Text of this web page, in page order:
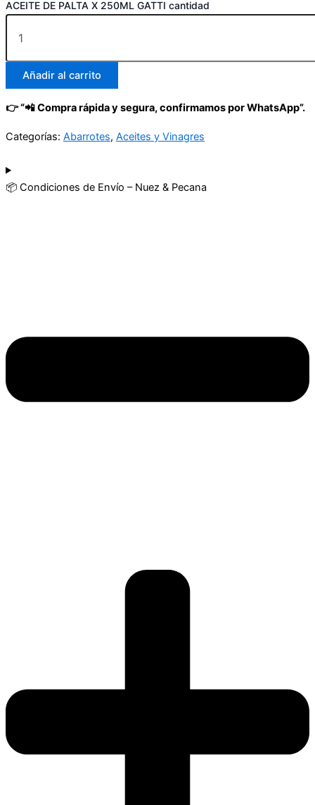
ACEITE DE PALTA X 250ML GATTI cantidad
Añadir al carrito
👉 “📲 Compra rápida y segura, confirmamos por WhatsApp”.
Categorías: Abarrotes, Aceites y Vinagres
📦 Condiciones de Envío – Nuez & Pecana